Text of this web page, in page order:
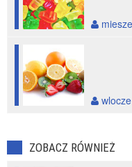
wlocze
ZOBACZ RÓWNIEŻ